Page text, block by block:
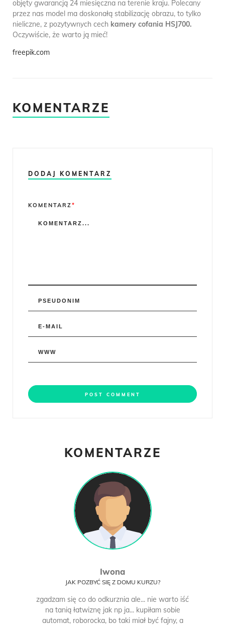
objęty gwarancją 24 miesięczna na terenie kraju. Polecany
przez nas model ma doskonałą stabilizację obrazu, to tylko
nieliczne, z pozytywnych cech kamery cofania HSJ700.
Oczywiście, że warto ją mieć!
freepik.com
KOMENTARZE
DODAJ KOMENTARZ
Comment
KOMENTARZ*
KOMENTARZE
Iwona
JAK POZBYĆ SIĘ Z DOMU KURZU?
zgadzam się co do odkurznia ale... nie warto iść
na tanią łatwiznę jak np ja... kupiłam sobie
automat, roborocka, bo taki miał być fajny, a